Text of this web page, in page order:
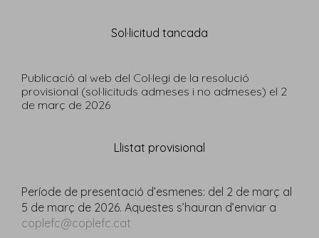
Sol·licitud tancada
Publicació al web del Col·legi de la resolució
provisional (sol·licituds admeses i no admeses) el 2
de març de 2026
Llistat provisional
Període de presentació d’esmenes: del 2 de març al
5 de març de 2026. Aquestes s’hauran d’enviar a
coplefc@coplefc.cat